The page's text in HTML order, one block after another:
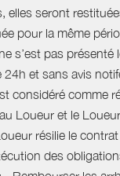
elles seront
pour la même
s’est pas présenté
24h et sans avis
considéré comme
Loueur et le
résilie le
des